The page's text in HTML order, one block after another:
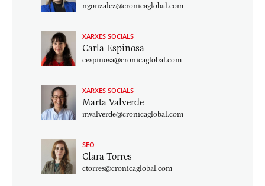
ngonzalez@cronicaglobal.com
XARXES SOCIALS
Carla Espinosa
cespinosa@cronicaglobal.com
XARXES SOCIALS
Marta Valverde
mvalverde@cronicaglobal.com
SEO
Clara Torres
ctorres@cronicaglobal.com